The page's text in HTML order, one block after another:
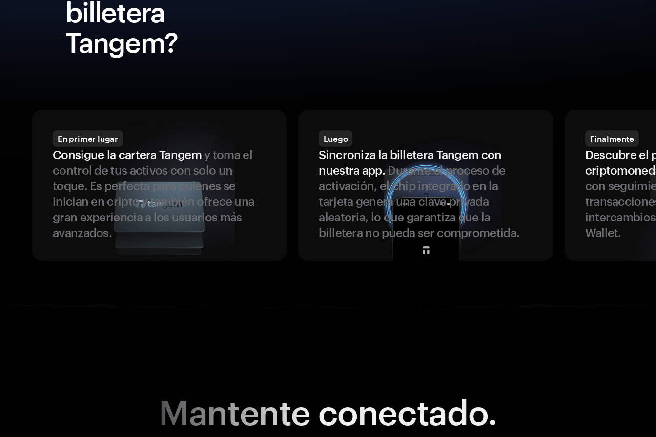
billetera
Tangem?
En primer lugar
Consigue la cartera Tangemy toma el
control de tus activos con solo un
toque. Es perfecta para quienes se
inician en cripto y también ofrece una
gran experiencia a los usuarios más
avanzados.
Luego
Sincroniza la billetera Tangem con
nuestra app.Durante el proceso de
activación, el chip integrado en la
tarjeta genera una clave privada
aleatoria, lo que garantiza que la
billetera no pueda ser comprometida.
Finalmente
Descubre el
con
Wallet.
Mantente conectado.